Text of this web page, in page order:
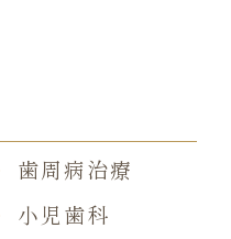
歯周病治療
小児歯科